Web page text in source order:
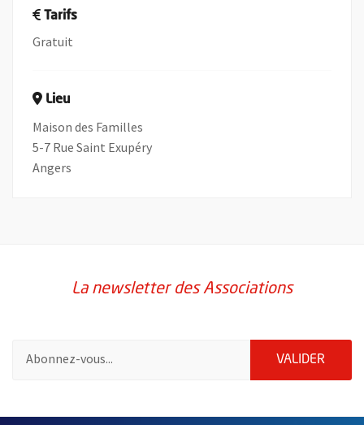
Tarifs
Gratuit
Lieu
Maison des Familles
5-7 Rue Saint Exupéry
Angers
La newsletter des Associations
VALIDER